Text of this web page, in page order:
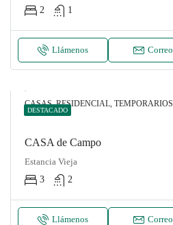
2
1
Llámenos Correo
DESTACADO
CASAS, RESIDENCIAL, TEMPORARIOS
CASA de Campo
Estancia Vieja
3
2
Llámenos Correo